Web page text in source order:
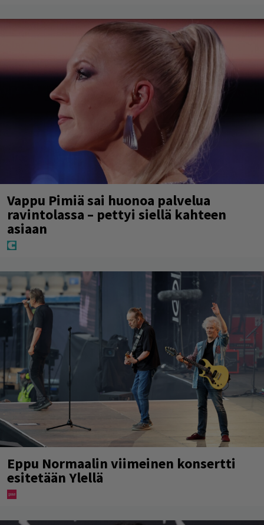
Vappu Pimiä sai huonoa palvelua
ravintolassa – pettyi siellä kahteen
asiaan
Eppu Normaalin viimeinen konsertti
esitetään Ylellä